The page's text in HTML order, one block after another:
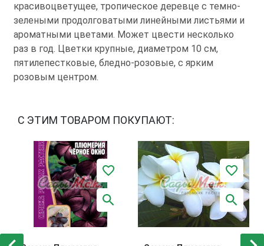
красивоцветущее, тропическое деревце с темно-
зелеными продолговатыми линейными листьями и
ароматными цветами. Может цвести несколько
раз в год. Цветки крупные, диаметром 10 см,
пятилепестковые, бледно-розовые, с ярким
розовым центром.
С ЭТИМ ТОВАРОМ ПОКУПАЮТ: